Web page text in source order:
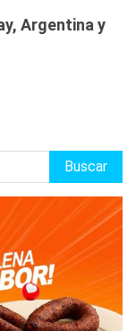
Argentina y